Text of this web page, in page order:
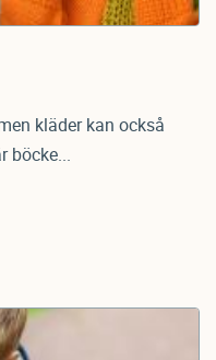
kläder kan också
böcke...